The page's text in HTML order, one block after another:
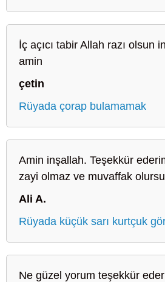
İç açıcı tabir Allah razı olsun
amin
çetin
Rüyada çorap bulamamak
Amin inşallah. Teşekkür
zayi olmaz ve muvaffak
Ali A.
Rüyada küçük sarı kurtçuk
Ne güzel yorum teşekkür